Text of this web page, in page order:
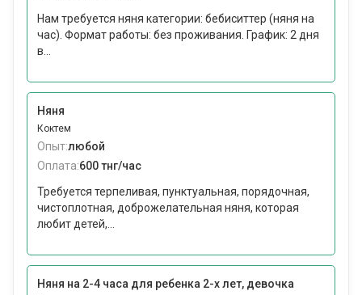
Нам требуется няня категории: бебиситтер (няня на
час). Формат работы: без проживания. График: 2 дня
в...
Няня
Коктем
Опыт:любой
Оплата:600 тнг/час
Требуется терпеливая, пунктуальная, порядочная,
чистоплотная, доброжелательная няня, которая
любит детей,...
Няня на 2-4 часа для ребенка 2-х лет, девочка